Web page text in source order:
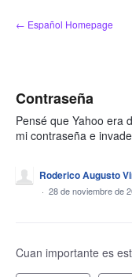
saltar
al
← Español Homepage
Contraseña
Pensé que Yahoo era
mi contraseña e
Roderico Augusto
· 28 de noviembre de
Cuan importante es